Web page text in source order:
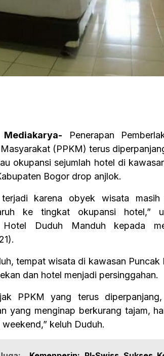
Mediakarya- Penerapan
(PPKM) terus
okupansi sejumlah hotel di
Bogor drop anjlok.
karena obyek wisata masih
ke tingkat okupansi hotel,”
Hotel Duduh Manduh kepada
tempat wisata di kawasan Puncak
dan hotel menjadi persinggahan.
PPKM yang terus
yang menginap berkurang tajam,
keluh Duduh.